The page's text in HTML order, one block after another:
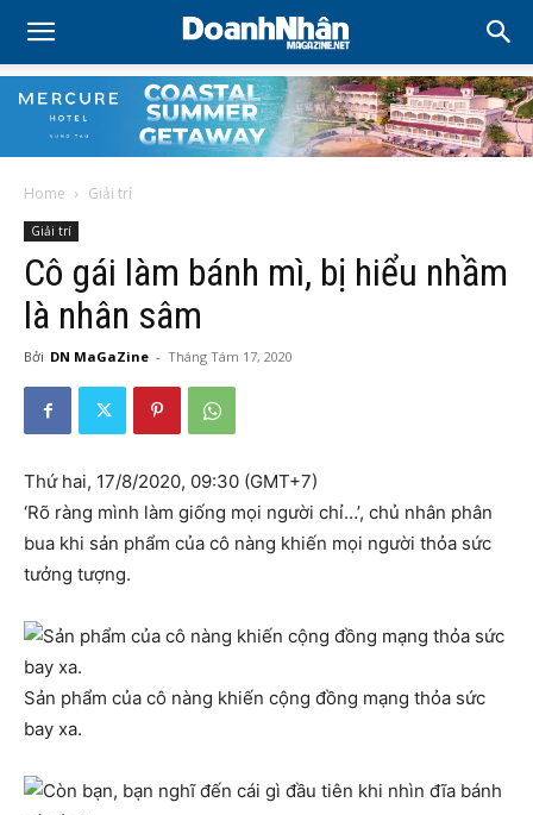
Home Giải trí
Giải trí
Cô gái làm bánh mì, bị hiểu nhầm
là nhân sâm
Bởi DN MaGaZine - Tháng Tám 17, 2020
Thứ hai, 17/8/2020, 09:30 (GMT+7)
‘Rõ ràng mình làm giống mọi người chỉ…’, chủ nhân phân
bua khi sản phẩm của cô nàng khiến mọi người thỏa sức
tưởng tượng.
Sản phẩm của cô nàng khiến cộng đồng mạng thỏa sức
bay xa.